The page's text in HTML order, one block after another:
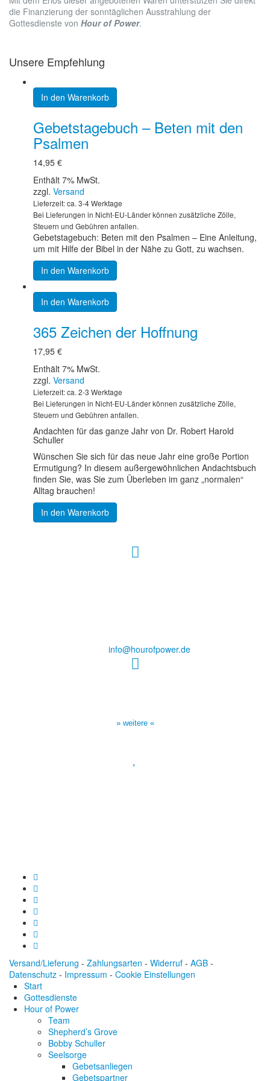
die Finanzierung der sonntäglichen Ausstrahlung der
Gottesdienste von Hour of Power.
Unsere Empfehlung
In den Warenkorb
Gebetstagebuch – Beten mit den
Psalmen
14,95 €
Enthält 7% MwSt.
zzgl. Versand
Lieferzeit: ca. 3-4 Werktage
Bei Lieferungen in Nicht-EU-Länder können zusätzliche Zölle,
Steuern und Gebühren anfallen.
Gebetstagebuch: Beten mit den Psalmen – Eine Anleitung,
um mit Hilfe der Bibel in der Nähe zu Gott, zu wachsen.
In den Warenkorb
In den Warenkorb
365 Zeichen der Hoffnung
17,95 €
Enthält 7% MwSt.
zzgl. Versand
Lieferzeit: ca. 2-3 Werktage
Bei Lieferungen in Nicht-EU-Länder können zusätzliche Zölle,
Steuern und Gebühren anfallen.
Andachten für das ganze Jahr von Dr. Robert Harold
Schuller
Wünschen Sie sich für das neue Jahr eine große Portion
Ermutigung? In diesem außergewöhnlichen Andachtsbuch
finden Sie, was Sie zum Überleben im ganz „normalen“
Alltag brauchen!
In den Warenkorb
info@hourofpower.de
» weitere «
Versand/Lieferung - Zahlungsarten - Widerruf - AGB -
Datenschutz - Impressum - Cookie Einstellungen
Start
Gottesdienste
Hour of Power
Team
Shepherd’s Grove
Bobby Schuller
Seelsorge
Gebetsanliegen
Gebetspartner